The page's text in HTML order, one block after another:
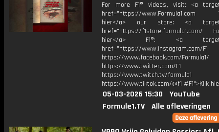
For more F1® videos, visit: <a
href="https://www.Formula1.com
hier</a> our store: <a
href="https://f1store.formula1.com/
hier</a> F1®: <a
href="https://www.instagram.com/F1
https://www.facebook.com/Formula1/
https://www.twitter.com/F1
https://www.twitch.tv/formula1
https://www.tiktok.com/@f1 #F1">Klik
05-03-2026 15:30
YouTube
Formule1.TV
Alle afleveringen